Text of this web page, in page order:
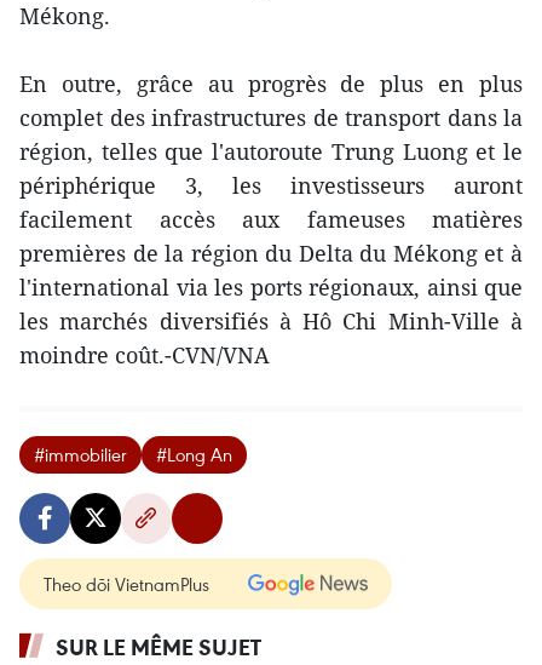
Mékong.
En outre, grâce au progrès de plus en plus
complet des infrastructures de transport dans la
région, telles que l'autoroute Trung Luong et le
périphérique 3, les investisseurs auront
facilement accès aux fameuses matières
premières de la région du Delta du Mékong et à
l'international via les ports régionaux, ainsi que
les marchés diversifiés à Hô Chi Minh-Ville à
moindre coût.-CVN/VNA
#immobilier #Long An
Theo dõi VietnamPlus
SUR LE MÊME SUJET